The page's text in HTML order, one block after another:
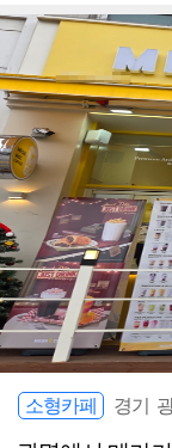
소형카페 경기